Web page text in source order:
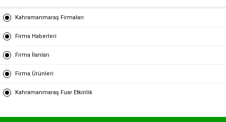
Kahramanmaraş Firmaları
Firma Haberleri
Firma İlanları
Firma Ürünleri
Kahramanmaraş Fuar Etkinlik